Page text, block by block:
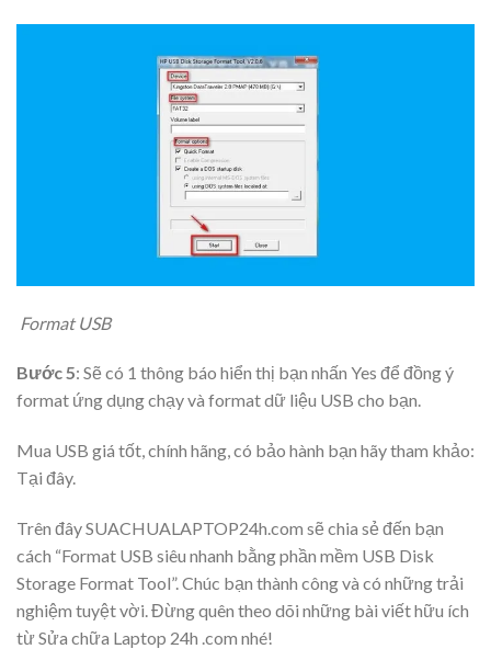
Format USB
Bước 5: Sẽ có 1 thông báo hiển thị bạn nhấn Yes để đồng ý
format ứng dụng chạy và format dữ liệu USB cho bạn.
Mua USB giá tốt, chính hãng, có bảo hành bạn hãy tham khảo:
Tại đây.
Trên đây SUACHUALAPTOP24h.com sẽ chia sẻ đến bạn
cách “Format USB siêu nhanh bằng phần mềm USB Disk
Storage Format Tool”. Chúc bạn thành công và có những trải
nghiệm tuyệt vời. Đừng quên theo dõi những bài viết hữu ích
từ Sửa chữa Laptop 24h .com nhé!